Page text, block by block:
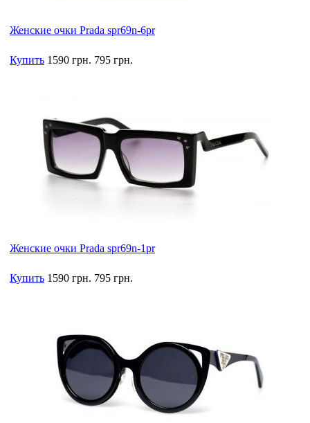
Женские очки Prada spr69n-6pr
Купить 1590 грн. 795 грн.
Женские очки Prada spr69n-1pr
Купить 1590 грн. 795 грн.